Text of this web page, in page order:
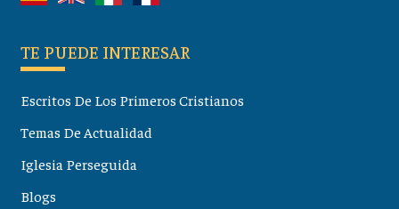
TE PUEDE INTERESAR
Escritos De Los Primeros Cristianos
Temas De Actualidad
Iglesia Perseguida
Blogs